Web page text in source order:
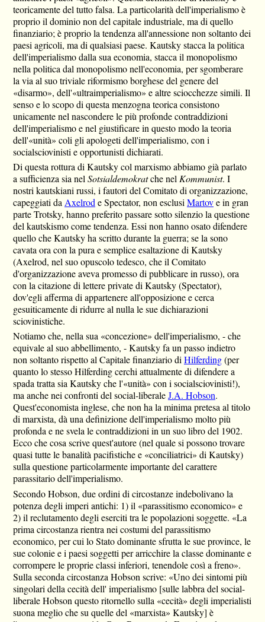
teoricamente del tutto falsa. La particolarità dell'imperialismo è
proprio il dominio non del capitale industriale, ma di quello
finanziario; è proprio la tendenza all'annessione non soltanto dei
paesi agricoli, ma di qualsiasi paese. Kautsky stacca la politica
dell'imperialismo dalla sua economia, stacca il monopolismo
nella politica dal monopolismo nell'economia, per sgomberare
la via al suo triviale riformismo borghese del genere del
«disarmo», dell'«ultraimperialismo» e altre sciocchezze simili. Il
senso e lo scopo di questa menzogna teorica consistono
unicamente nel nascondere le più profonde contraddizioni
dell'imperialismo e nel giustificare in questo modo la teoria
dell'«unità» coli gli apologeti dell'imperialismo, con i
socialsciovinisti e opportunisti dichiarati.
Di questa rottura di Kautsky col marxismo abbiamo già parlato
a sufficienza sia nelSotsialdemokratche nel Kommunist. I
nostri kautskiani russi, i fautori del Comitato di organizzazione,
capeggiati da Axelrod e Spectator, non esclusiMartove in gran
parte Trotsky, hanno preferito passare sotto silenzio la questione
del kautskismo come tendenza. Essi non hanno osato difendere
quello che Kautsky ha scritto durante la guerra; se la sono
cavata ora con la pura e semplice esaltazione di Kautsky
(Axelrod, nel suo opuscolo tedesco, che il Comitato
d'organizzazione aveva promesso di pubblicare in russo), ora
con la citazione di lettere private di Kautsky (Spectator),
dov'egli afferma di appartenere all'opposizione e cerca
gesuiticamente di ridurre al nulla le sue dichiarazioni
sciovinistiche.
Notiamo che, nella sua «concezione» dell'imperialismo, - che
equivale al suo abbellimento, - Kautsky fa un passo indietro
non soltanto rispetto al Capitale finanziario diHilferding(per
quanto lo stesso Hilferding cerchi attualmente di difendere a
spada tratta sia Kautsky che l'«unità» con i socialsciovinisti!),
ma anche nei confronti del social-liberaleJ.A. Hobson.
Quest'economista inglese, che non ha la minima pretesa al titolo
di marxista, dà una definizione dell'imperialismo molto più
profonda e ne svela le contraddizioni in un suo libro del 1902.
Ecco che cosa scrive quest'autore (nel quale si possono trovare
quasi tutte le banalità pacifistiche e «conciliatrici» di Kautsky)
sulla questione particolarmente importante del carattere
parassitario dell'imperialismo.
Secondo Hobson, due ordini di circostanze indebolivano la
potenza degli imperi antichi: 1) il «parassitismo economico» e
2) il reclutamento degli eserciti tra le popolazioni soggette. «La
prima circostanza rientra nei costumi del parassitismo
economico, per cui lo Stato dominante sfrutta le sue province, le
sue colonie e i paesi soggetti per arricchire la classe dominante e
corrompere le proprie classi inferiori, tenendole così a freno».
Sulla seconda circostanza Hobson scrive: «Uno dei sintomi più
singolari della cecità dell' imperialismo [sulle labbra del social-
liberale Hobson questo ritornello sulla «cecità» degli imperialisti
suona meglio che su quelle del «marxista» Kautsky] è